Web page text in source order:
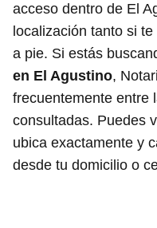
acceso dentro de El
localización tanto si
a pie. Si estás
en El Agustino,
frecuentemente entre
consultadas. Puedes
ubica exactamente y
desde tu domicilio o